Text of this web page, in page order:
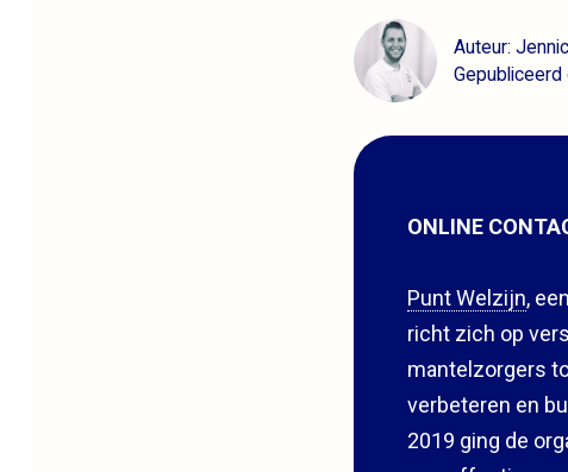
Auteur:
Gepubliceerd
ONLINE
Punt Welzijn,
richt zich op
mantelzorgers
verbeteren en
2019 ging de